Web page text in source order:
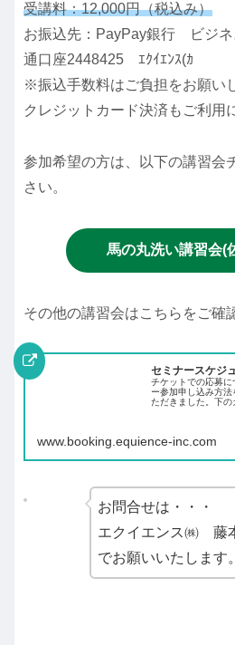
受講料：12,000円（税込み）
お振込先：PayPay銀行 ビジ
通口座2448425 ｴｸｲｴﾝｽ(ｶ
※振込手数料はご負担をお願い
クレジットカード決済もご利用
参加希望の方は、以下の講習会
さい。
馬の丸洗い講習会(
その他の講習会はこちらをご確
セミナースケジ
チケットでの応募
ー参加申し込み方
ただきました。下
www.booking.equience-inc.com
お問合せは・・・
エクイエンス㈱ 藤
でお願いいたします。